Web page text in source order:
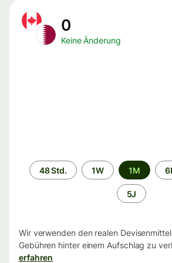
0
Keine Änderung
Zeitraum
48 Std. 1W 1M
5J
Wir verwenden den realen
Gebühren hinter einem Aufschlag zu
erfahren